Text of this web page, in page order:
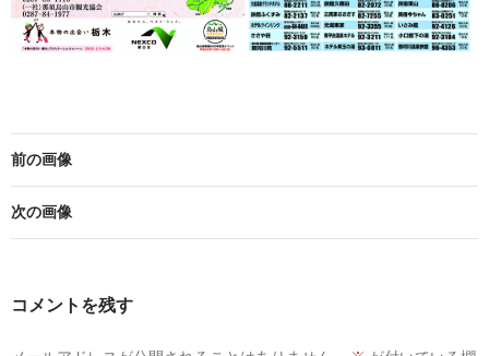
前の画像
次の画像
コメントを残す